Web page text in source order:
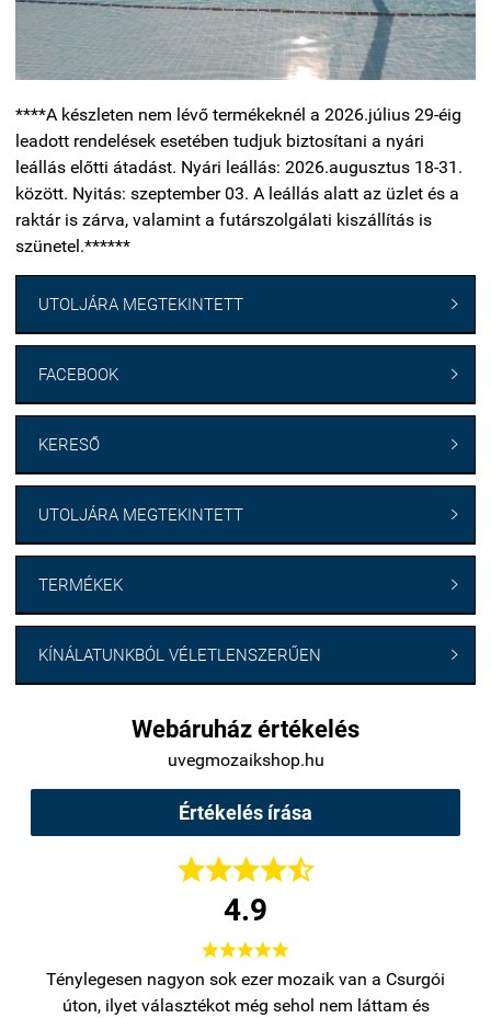
****A készleten nem lévő termékeknél a 2026.július 29-éig
leadott rendelések esetében tudjuk biztosítani a nyári
leállás előtti átadást. Nyári leállás: 2026.augusztus 18-31.
között. Nyitás: szeptember 03. A leállás alatt az üzlet és a
raktár is zárva, valamint a futárszolgálati kiszállítás is
szünetel.******
UTOLJÁRA MEGTEKINTETT 
FACEBOOK 
KERESŐ 
UTOLJÁRA MEGTEKINTETT 
TERMÉKEK 
KÍNÁLATUNKBÓL VÉLETLENSZERŰEN 
Webáruház értékelés
uvegmozaikshop.hu
Értékelés írása

4.9

Ténylegesen nagyon sok ezer mozaik van a Csurgói
úton, ilyet választékot még sehol nem láttam és